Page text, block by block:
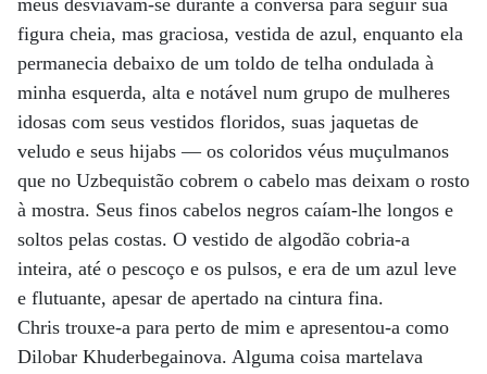
meus desviavam-se durante a conversa para seguir sua
figura cheia, mas graciosa, vestida de azul, enquanto ela
permanecia debaixo de um toldo de telha ondulada à
minha esquerda, alta e notável num grupo de mulheres
idosas com seus vestidos floridos, suas jaquetas de
veludo e seus hijabs — os coloridos véus muçulmanos
que no Uzbequistão cobrem o cabelo mas deixam o rosto
à mostra. Seus finos cabelos negros caíam-lhe longos e
soltos pelas costas. O vestido de algodão cobria-a
inteira, até o pescoço e os pulsos, e era de um azul leve
e flutuante, apesar de apertado na cintura fina.
Chris trouxe-a para perto de mim e apresentou-a como
Dilobar Khuderbegainova. Alguma coisa martelava